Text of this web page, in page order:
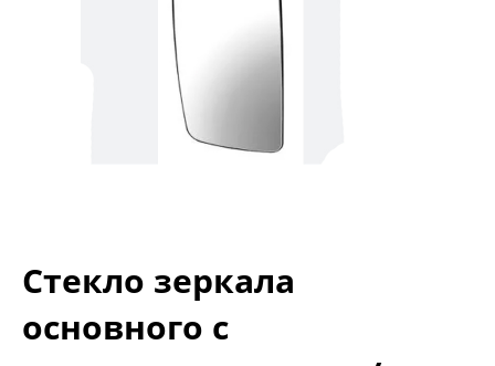
Стекло зеркала
основного с